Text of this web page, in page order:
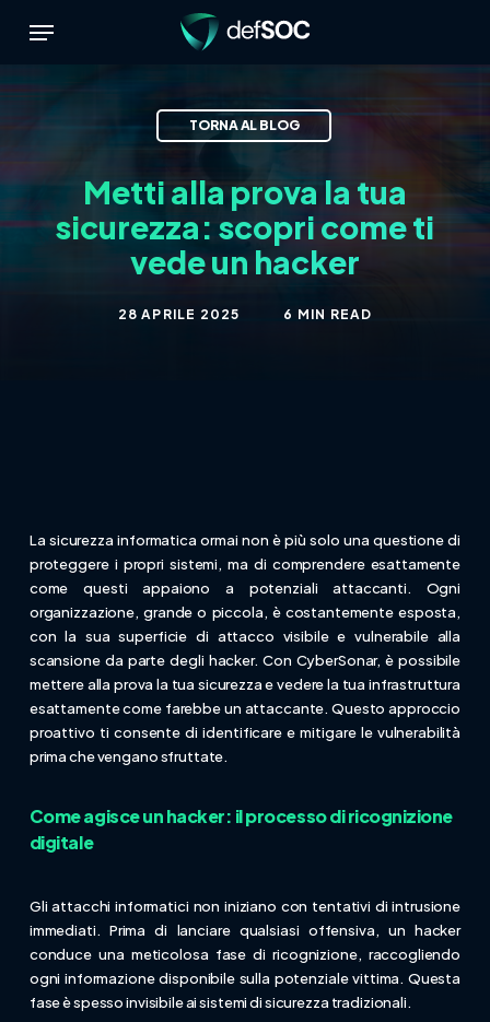
content
Menu
Metti alla prova la tua
sicurezza: scopri come ti
vede un hacker
28 APRILE 2025 6 MIN READ
La sicurezza informatica ormai non è più solo una questione di
proteggere i propri sistemi, ma di comprendere esattamente
come questi appaiono a potenziali attaccanti. Ogni
organizzazione, grande o piccola, è costantemente esposta,
con la sua superficie di attacco visibile e vulnerabile alla
scansione da parte degli hacker. Con CyberSonar, è possibile
mettere alla prova la tua sicurezza e vedere la tua infrastruttura
esattamente come farebbe un attaccante. Questo approccio
proattivo ti consente di identificare e mitigare le vulnerabilità
prima che vengano sfruttate.
Come agisce un hacker: il processo di ricognizione
digitale
Gli attacchi informatici non iniziano con tentativi di intrusione
immediati. Prima di lanciare qualsiasi offensiva, un hacker
conduce una meticolosa fase di ricognizione, raccogliendo
ogni informazione disponibile sulla potenziale vittima. Questa
fase è spesso invisibile ai sistemi di sicurezza tradizionali.